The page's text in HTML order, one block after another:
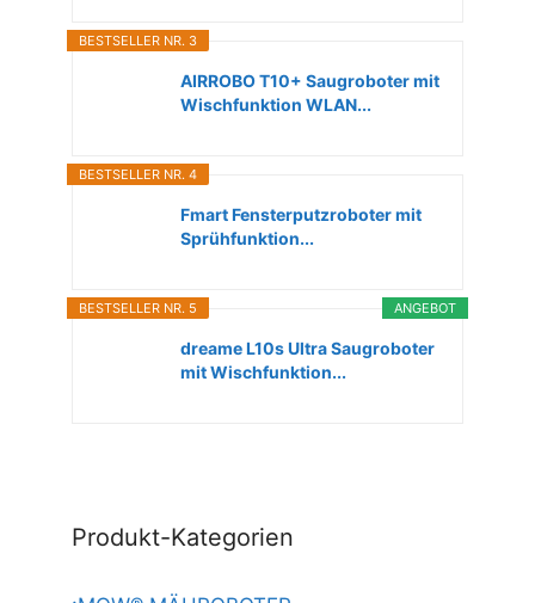
BESTSELLER NR. 3
AIRROBO T10+ Saugroboter mit
Wischfunktion WLAN...
BESTSELLER NR. 4
Fmart Fensterputzroboter mit
Sprühfunktion...
ANGEBOT
BESTSELLER NR. 5
dreame L10s Ultra Saugroboter
mit Wischfunktion...
Produkt-Kategorien